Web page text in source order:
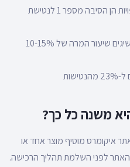
עלויות משלוח גבוהות או בלתי צפויות הן הסיבה מספר 1 לנטישת
אימיילים לשחזור עגלה נטושה משיגים שיעור המרה של 10-15%
משנה כל כך?
איקומרס מוסיף מוצר אחד או
האתר לפני השלמת תהליך הרכישה.